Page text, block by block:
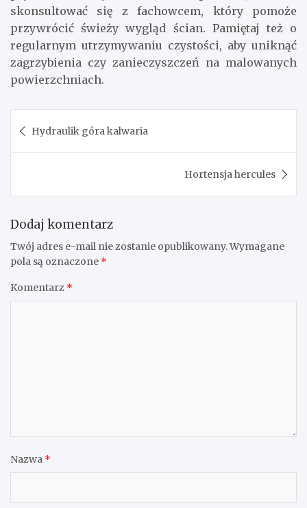
skonsultować się z fachowcem, który pomoże
przywrócić świeży wygląd ścian. Pamiętaj też o
regularnym utrzymywaniu czystości, aby uniknąć
zagrzybienia czy zanieczyszczeń na malowanych
powierzchniach.
wpisu
Hydraulik góra kalwaria
Hortensja hercules
Dodaj komentarz
Twój adres e-mail nie zostanie opublikowany.Wymagane
pola są oznaczone *
Komentarz *
Nazwa *